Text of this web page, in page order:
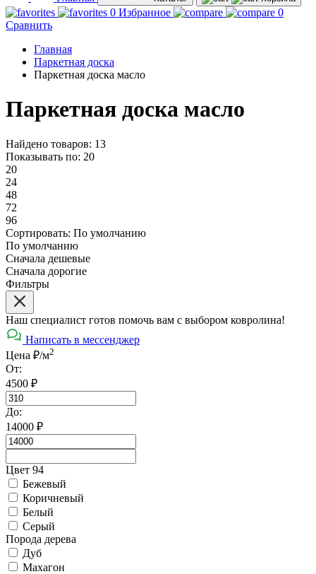
0 Избранное
0
Сравнить
Главная
Паркетная доска
Паркетная доска масло
Паркетная доска масло
Найдено товаров: 13
Показывать по: 20
20
24
48
72
96
Сортировать: По умолчанию
По умолчанию
Сначала дешевые
Сначала дорогие
Фильтры
Наш специалист готов помочь вам с выбором ковролина!
Написать в мессенджер
Цена ₽/м2
От:
4500 ₽
До:
14000 ₽
Цвет 94
Бежевый
Коричневый
Белый
Серый
Порода дерева
Дуб
Махагон